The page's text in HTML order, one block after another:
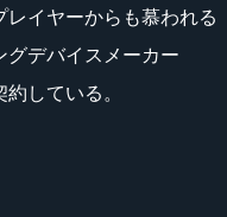
イヤーからも慕われる
グデバイスメーカー
している。